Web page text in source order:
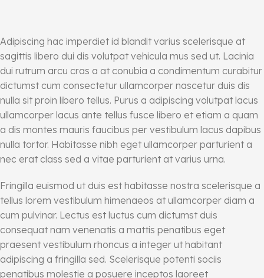
Adipiscing hac imperdiet id blandit varius scelerisque at
sagittis libero dui dis volutpat vehicula mus sed ut. Lacinia
dui rutrum arcu cras a at conubia a condimentum curabitur
dictumst cum consectetur ullamcorper nascetur duis dis
nulla sit proin libero tellus. Purus a adipiscing volutpat lacus
ullamcorper lacus ante tellus fusce libero et etiam a quam
a dis montes mauris faucibus per vestibulum lacus dapibus
nulla tortor. Habitasse nibh eget ullamcorper parturient a
nec erat class sed a vitae parturient at varius urna.
Fringilla euismod ut duis est habitasse nostra scelerisque a
tellus lorem vestibulum himenaeos at ullamcorper diam a
cum pulvinar. Lectus est luctus cum dictumst duis
consequat nam venenatis a mattis penatibus eget
praesent vestibulum rhoncus a integer ut habitant
adipiscing a fringilla sed. Scelerisque potenti sociis
penatibus molestie a posuere inceptos laoreet